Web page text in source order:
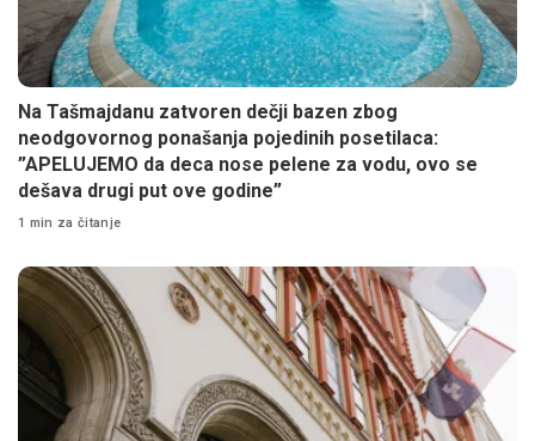
Na Tašmajdanu zatvoren dečji bazen zbog
neodgovornog ponašanja pojedinih posetilaca:
”APELUJEMO da deca nose pelene za vodu, ovo se
dešava drugi put ove godine”
1 min za čitanje